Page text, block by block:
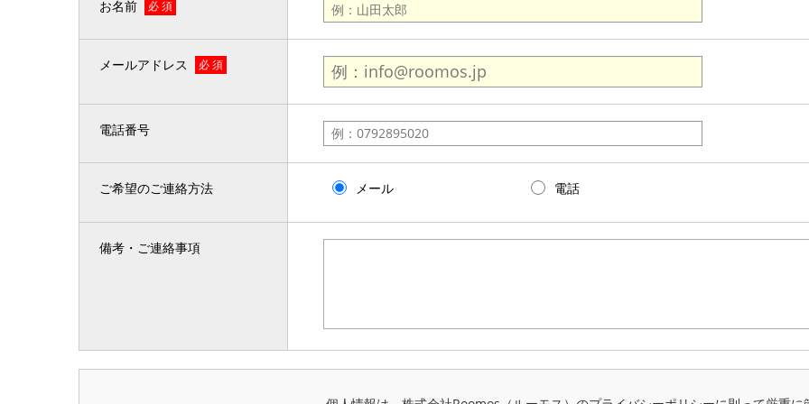
お名前 必 須
メールアドレス 必 須
電話番号
ご希望のご連絡方法 メール 電話
備考・ご連絡事項